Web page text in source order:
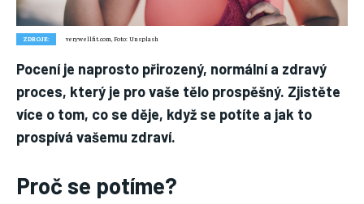
Nic není tak důležité, jako vaše zdraví.
Náš web nabízí komplexní informace a rady pro zdravý životní
styl, zahrnující nejnovější poznatky o různých onemocněních,
přínosné zdravotní praktiky, techniky jógy a rady pro
vyváženou stravu.
ZDRAVÍ
DĚTI
ZDROJE: verywellfit.com, Foto: Unsplash
Pocení je naprosto přirozený, normální a zdravý
proces, který je pro vaše tělo prospěšný. Zjistěte
více o tom, co se děje, když se potíte a jak to
prospívá vašemu zdraví.
Proč se potíme?